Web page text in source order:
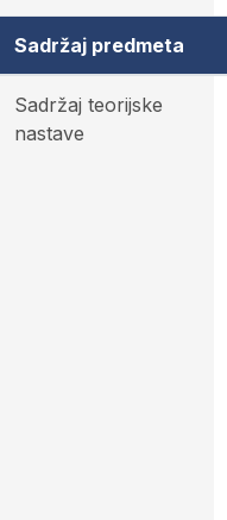
Sadržaj predmeta
Sadržaj teorijske
nastave